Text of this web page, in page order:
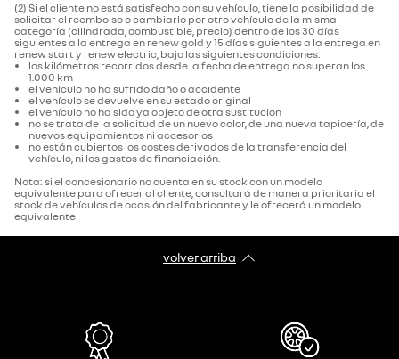
(2) Si el cliente no está satisfecho con su vehículo, tiene la posibilidad de
solicitar el reembolso o cambiarlo por otro vehículo de la misma
categoría (cilindrada, combustible, precio) dentro de los 30 días
siguientes a la entrega en renew gold y 15 días siguientes a la entrega en
renew start y renew electric, bajo las siguientes condiciones:
los kilómetros recorridos desde la fecha de entrega no superan los
1.000 km
el vehículo no ha sufrido daño o accidente
el vehículo se devuelve en su estado original
el vehículo no ha sido ya objeto de otra sustitución
no se trata de la solicitud de un nuevo color, de una nueva tapicería, de
nuevos equipamientos ni accesorios
no están cubiertos los costes derivados de la transferencia del
vehículo, ni los gastos de financiación.
Nota: si el concesionario no cuenta en su stock con un modelo
equivalente para ofrecer al cliente, consultará de manera prioritaria el
stock de vehículos de ocasión del fabricante y le ofrecerá un modelo
equivalente
volver arriba